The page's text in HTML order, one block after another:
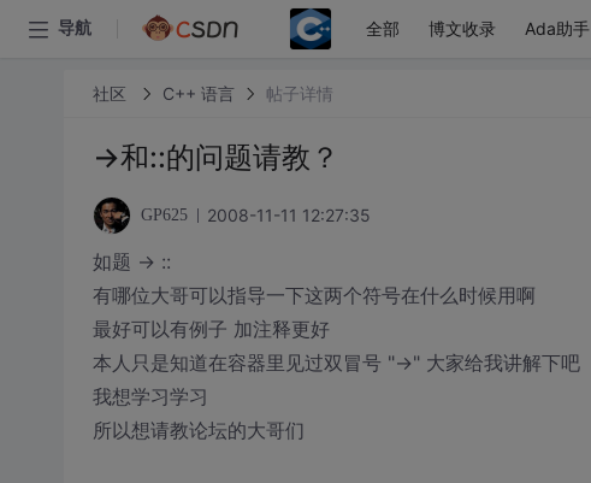
导航 全部 博文收录 Ada助手
社区 C++ 语言 帖子详情
->和::的问题请教？
GP625 2008-11-11 12:27:35
如题 -> ::
有哪位大哥可以指导一下这两个符号在什么时候用啊
最好可以有例子 加注释更好
本人只是知道在容器里见过双冒号 "->" 大家给我讲解下吧
我想学习学习
所以想请教论坛的大哥们